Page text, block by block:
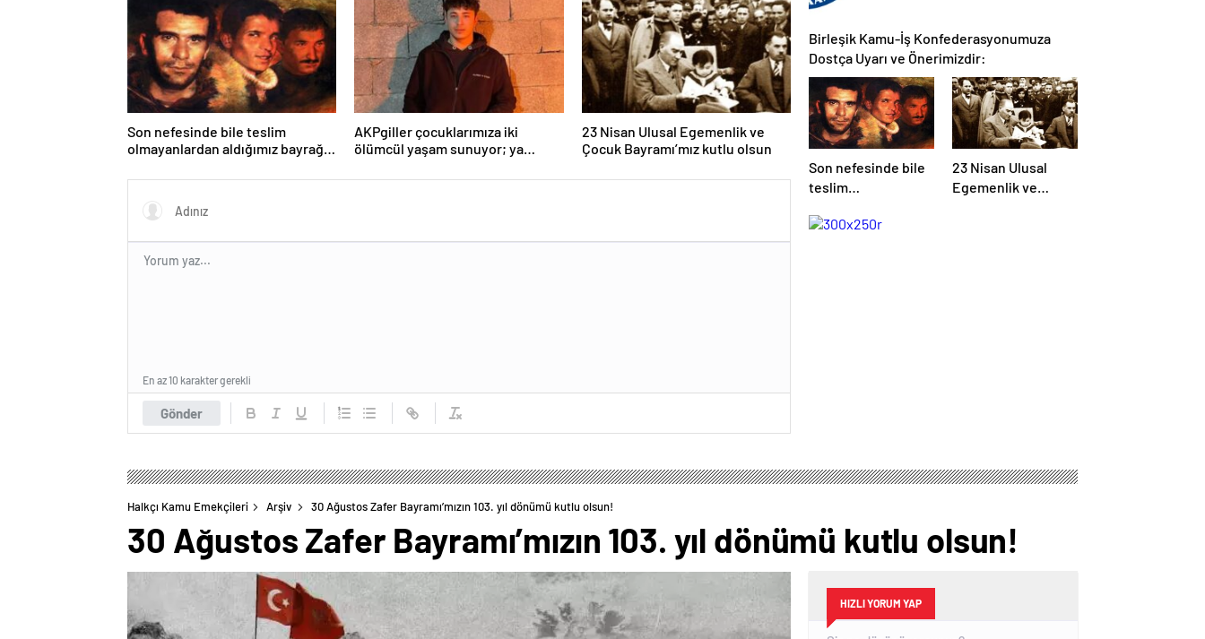
mücadelemizi sürdüreceğiz.
Son nefesinde bile teslim
olmayanlardan aldığımız bayrağı
mücadelemizde
AKPgiller çocuklarımıza iki
ölümcül yaşam sunuyor; ya
okullarından koparılarak
23 Nisan Ulusal Egemenlik ve
Çocuk Bayramı’mız kutlu olsun
Gönder
En az 10 karakter gerekli
Birleşik Kamu-İş Konfederasyonumuza
Dostça Uyarı ve Önerimizdir:
Son nefesinde bile
teslim
aldığımız bayrağı
23 Nisan Ulusal
Egemenlik ve
Halkçı Kamu Emekçileri Arşiv 30 Ağustos Zafer Bayramı’mızın 103. yıl dönümü kutlu olsun!
30 Ağustos Zafer Bayramı’mızın 103. yıl dönümü kutlu olsun!
HIZLI YORUM YAP